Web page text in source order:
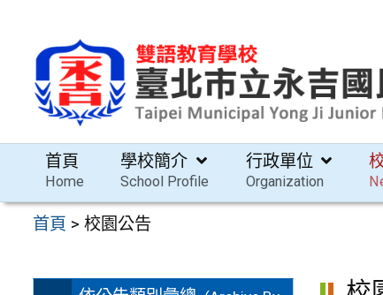
容
首頁
Home
學校簡介
School Profile
行政單位
Organization
首頁 >校園公告